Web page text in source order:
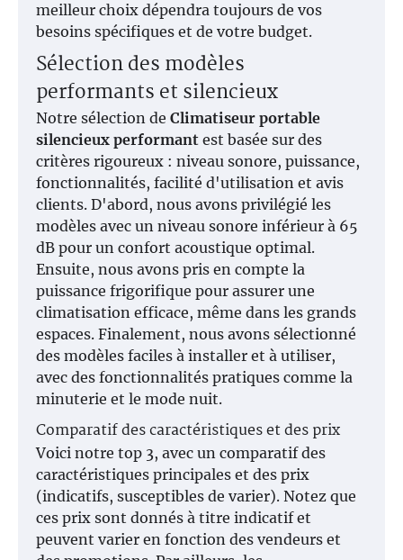
meilleur choix dépendra toujours de vos
besoins spécifiques et de votre budget.
Sélection des modèles
performants et silencieux
Notre sélection de Climatiseur portable
silencieux performant est basée sur des
critères rigoureux : niveau sonore, puissance,
fonctionnalités, facilité d'utilisation et avis
clients. D'abord, nous avons privilégié les
modèles avec un niveau sonore inférieur à 65
dB pour un confort acoustique optimal.
Ensuite, nous avons pris en compte la
puissance frigorifique pour assurer une
climatisation efficace, même dans les grands
espaces. Finalement, nous avons sélectionné
des modèles faciles à installer et à utiliser,
avec des fonctionnalités pratiques comme la
minuterie et le mode nuit.
Comparatif des caractéristiques et des prix
Voici notre top 3, avec un comparatif des
caractéristiques principales et des prix
(indicatifs, susceptibles de varier). Notez que
ces prix sont donnés à titre indicatif et
peuvent varier en fonction des vendeurs et